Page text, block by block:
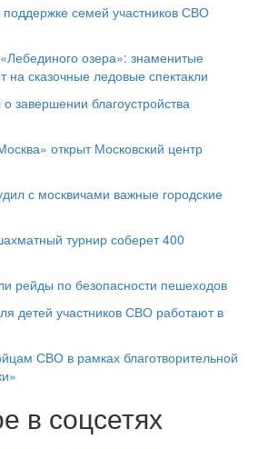
семей участников СВО
озера»: знаменитые
сказочные ледовые спектакли
завершении благоустройства
открыт Московский центр
с москвичами важные городские
турнир соберет 400
рейды по безопасности пешеходов
детей участников СВО работают в
СВО в рамках благотворительной
в соцсетях